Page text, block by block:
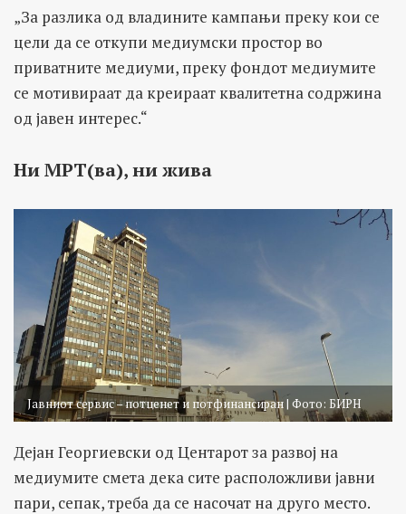
„За разлика од владините кампањи преку кои се
цели да се откупи медиумски простор во
приватните медиуми, преку фондот медиумите
се мотивираат да креираат квалитетна содржина
од јавен интерес.“
Ни МРТ(ва), ни жива
Јавниот сервис – потценет и потфинансиран | Фото: БИРН
Дејан Георгиевски од Центарот за развој на
медиумите смета дека сите расположливи јавни
пари, сепак, треба да се насочат на друго место.